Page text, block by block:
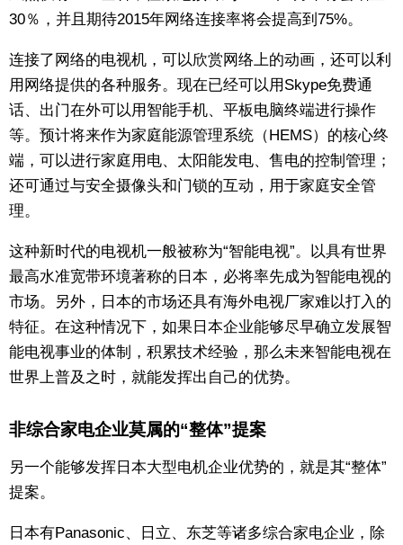
30％，并且期待2015年网络连接率将会提高到75%。
连接了网络的电视机，可以欣赏网络上的动画，还可以利
用网络提供的各种服务。现在已经可以用Skype免费通
话、出门在外可以用智能手机、平板电脑终端进行操作
等。预计将来作为家庭能源管理系统（HEMS）的核心终
端，可以进行家庭用电、太阳能发电、售电的控制管理；
还可通过与安全摄像头和门锁的互动，用于家庭安全管
理。
这种新时代的电视机一般被称为“智能电视”。以具有世界
最高水准宽带环境著称的日本，必将率先成为智能电视的
市场。另外，日本的市场还具有海外电视厂家难以打入的
特征。在这种情况下，如果日本企业能够尽早确立发展智
能电视事业的体制，积累技术经验，那么未来智能电视在
世界上普及之时，就能发挥出自己的优势。
非综合家电企业莫属的“整体”提案
另一个能够发挥日本大型电机企业优势的，就是其“整体”
提案。
日本有Panasonic、日立、东芝等诸多综合家电企业，除